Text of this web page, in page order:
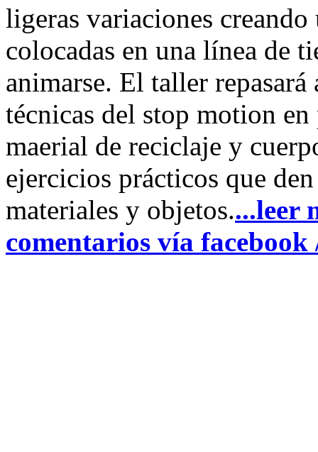
ligeras variaciones creando
colocadas en una línea de
animarse. El taller
técnicas del stop motion
maerial de reciclaje y
ejercicios prácticos que
materiales y objetos....leer
comentarios vía facebook